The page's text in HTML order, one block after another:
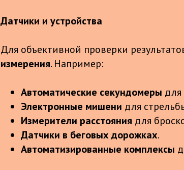
Датчики и устройства
Для объективной проверки
измерения. Например:
Автоматические секундомеры для
Электронные мишени для
Измерители расстояния для
Датчики в беговых дорожках.
Автоматизированные комплексы